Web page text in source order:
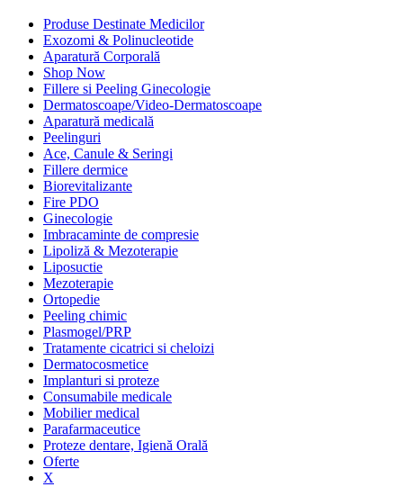
Produse Destinate Medicilor
Exozomi & Polinucleotide
Aparatură Corporală
Shop Now
Fillere si Peeling Ginecologie
Dermatoscoape/Video-Dermatoscoape
Aparatură medicală
Peelinguri
Ace, Canule & Seringi
Fillere dermice
Biorevitalizante
Fire PDO
Ginecologie
Imbracaminte de compresie
Lipoliză & Mezoterapie
Liposuctie
Mezoterapie
Ortopedie
Peeling chimic
Plasmogel/PRP
Tratamente cicatrici si cheloizi
Dermatocosmetice
Implanturi si proteze
Consumabile medicale
Mobilier medical
Parafarmaceutice
Proteze dentare, Igienă Orală
Oferte
X